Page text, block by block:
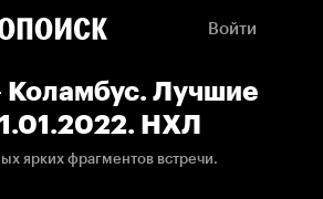
Войти
Коламбус. Лучшие
НХЛ
ярких фрагментов встречи.